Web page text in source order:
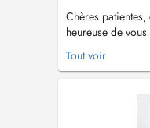
Chères patientes,
heureuse de
cabinet de
Consultations de
rendez- vous
, veuillez
Tout voir